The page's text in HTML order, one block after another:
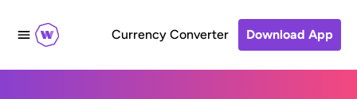
Currency Converter Download App